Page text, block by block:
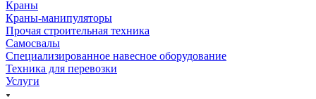
Краны
Краны-манипуляторы
Прочая строительная техника
Самосвалы
Специализированное навесное оборудование
Техника для перевозки
Услуги